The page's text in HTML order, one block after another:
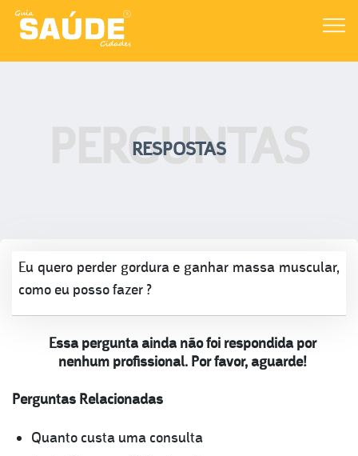
PERGUNTAS
RESPOSTAS
Eu quero perder gordura e ganhar massa muscular,
como eu posso fazer ?
Essa pergunta ainda não foi respondida por
nenhum profissional. Por favor, aguarde!
Perguntas Relacionadas
Quanto custa uma consulta